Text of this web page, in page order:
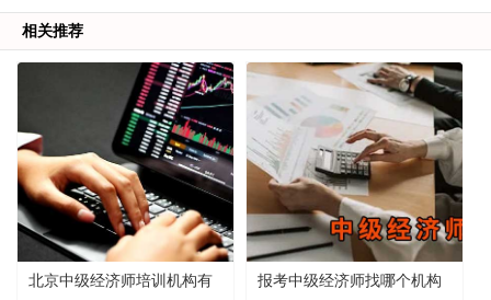
相关推荐
北京中级经济师培训机构有
报考中级经济师找哪个机构